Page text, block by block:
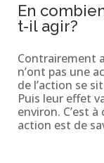
En
t-il agir?
Contrairement
n’ont pas une
de l’action se
Puis leur effet
environ. C’est
action est de